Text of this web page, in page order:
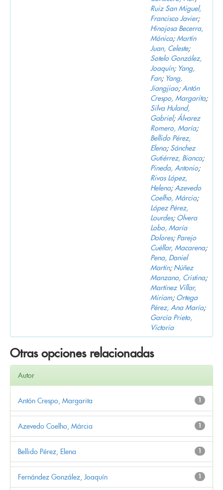
Ruiz San Miguel,
Francisco Javier;
Hinojosa Becerra,
Mónica;Martín
Juan, Celeste;
Sotelo González,
Joaquín; Yang,
Fan; Yang,
Jiangjiao; Antón
Crespo, Margarita;
Silva Huland,
Gabriel; Álvarez
Romero, María;
Bellido Pérez,
Elena; Sánchez
Gutiérrez, Bianca;
Pineda, Antonio;
Rivas López,
Helena; Azevedo
Coelho, Márcia;
López Pérez,
Lourdes; Olvera
Lobo, María
Dolores; Parejo
Cuéllar, Macarena;
Pena, Daniel
Martín; Núñez
Manzano, Cristina;
Martínez Villar,
Miriam; Ortega
Pérez, Ana María;
García Prieto,
Victoria
Otras opciones relacionadas
Autor
1
Antón Crespo, Margarita
1
Azevedo Coelho, Márcia
1
Bellido Pérez, Elena
1
Fernández González, Joaquín